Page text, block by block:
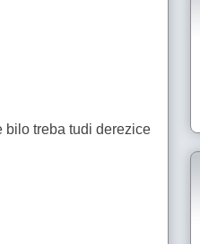
bilo treba tudi derezice